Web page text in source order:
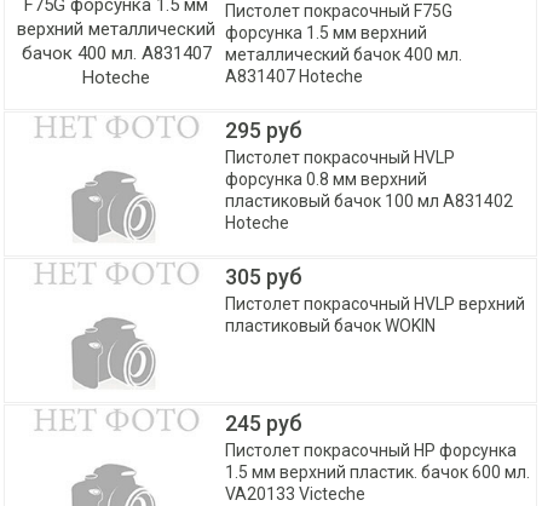
Пистолет покрасочный F75G
форсунка 1.5 мм верхний
металлический бачок 400 мл.
A831407 Hoteche
295 руб
Пистолет покрасочный HVLP
форсунка 0.8 мм верхний
пластиковый бачок 100 мл A831402
Hoteche
305 руб
Пистолет покрасочный HVLP верхний
пластиковый бачок WOKIN
245 руб
Пистолет покрасочный HP форсунка
1.5 мм верхний пластик. бачок 600 мл.
VA20133 Victeche